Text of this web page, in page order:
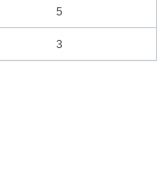
5
3